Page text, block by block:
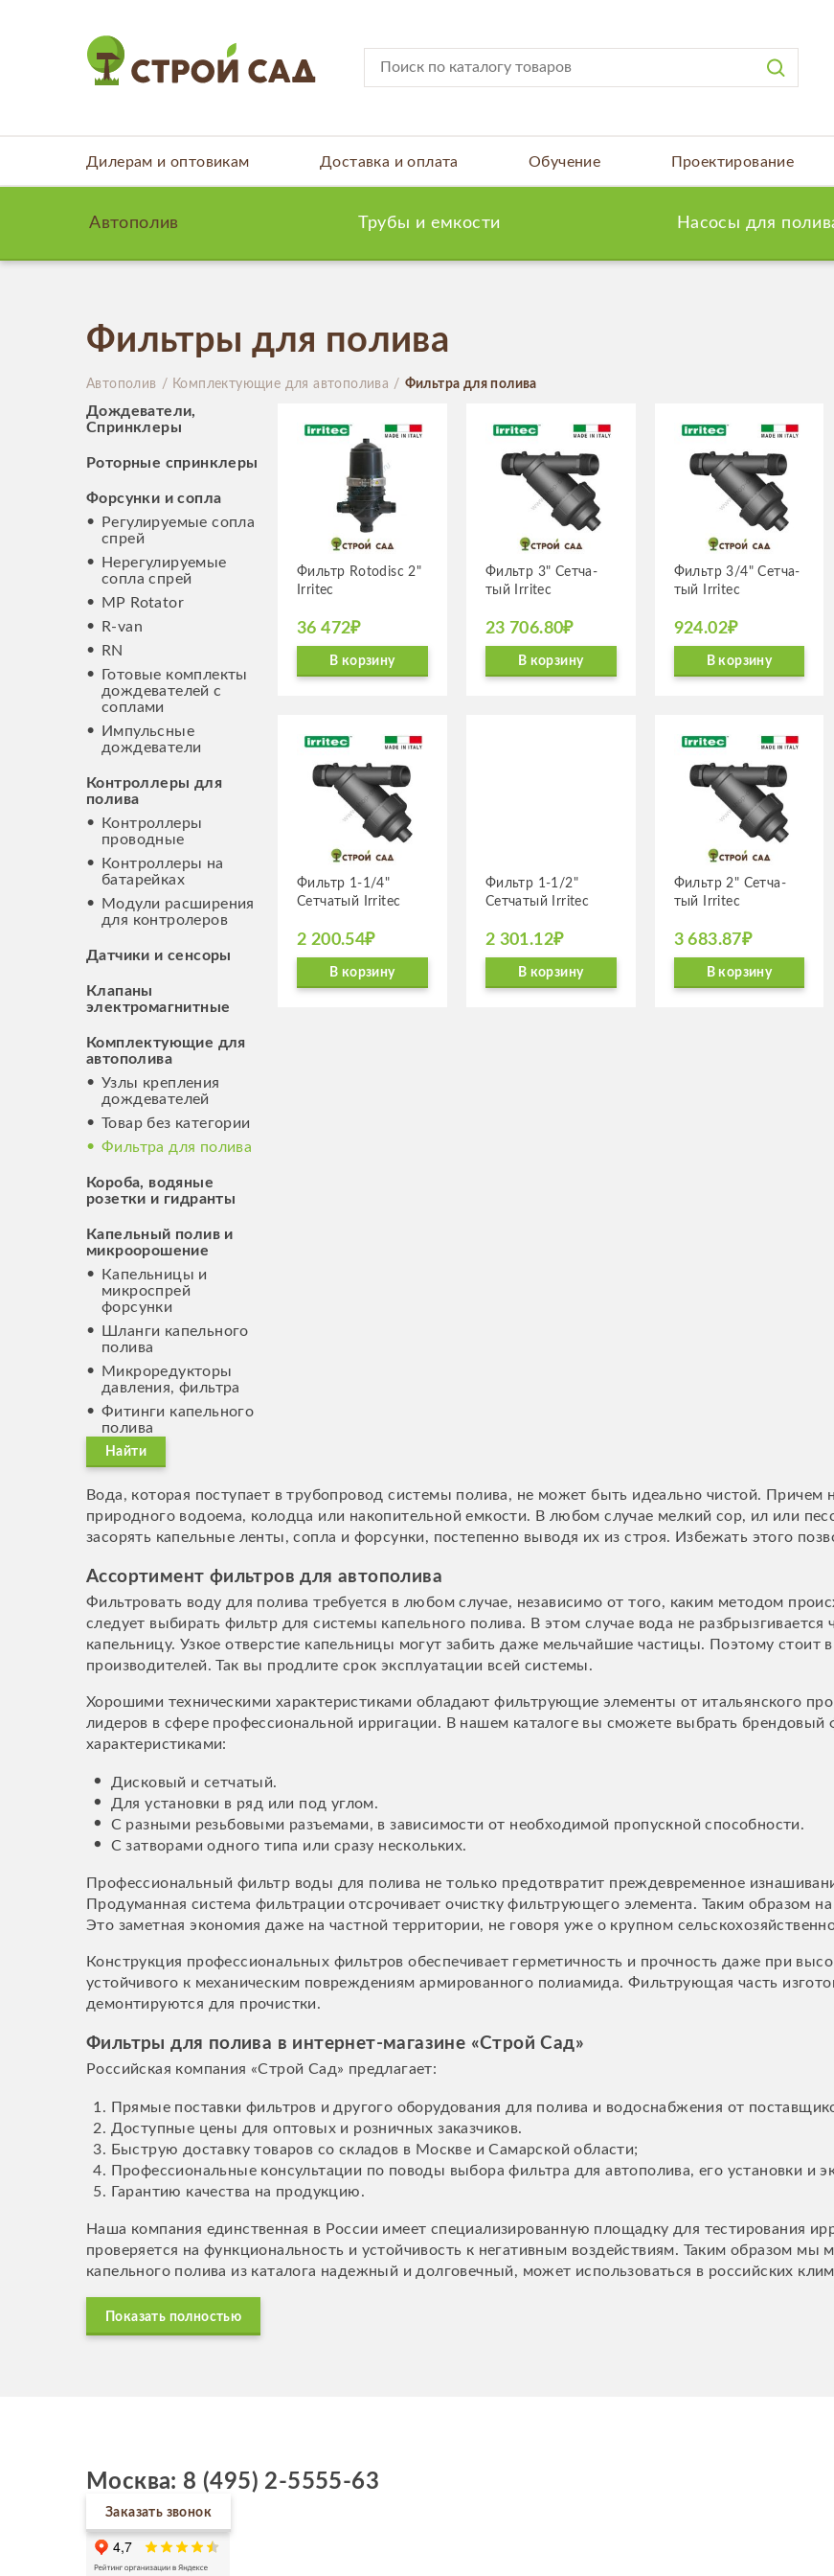
Дилерам и оптовикам Доставка и оплата Обучение Проектирование
Автополив Трубы и емкости Насосы для
Фильтры для полива
Автополив Комплектующие для автополива Фильтра для полива
Дождеватели,
Спринклеры
Роторные спринклеры
Форсунки и сопла
Регулируемые сопла
спрей
Нерегулируемые
сопла спрей
MP Rotator
R-van
RN
Готовые комплекты
дождевателей с
соплами
Импульсные
дождеватели
Контроллеры для
полива
Контроллеры
проводные
Контроллеры на
батарейках
Модули расширения
для контролеров
Датчики и сенсоры
Клапаны
электромагнитные
Комплектующие для
автополива
Узлы крепления
дождевателей
Товар без категории
Фильтра для полива
Короба, водяные
розетки и гидранты
Капельный полив и
микроорошение
Капельницы и
микроспрей
форсунки
Шланги капельного
полива
Микроредукторы
давления, фильтра
Фитинги капельного
полива
Найти
Фильтр Rotodisc 2"
Irritec
36 472₽
В корзину
Фильтр 3" Сетча­
тый Irritec
23 706.80₽
В корзину
Фильтр 3/4" Сетча­
тый Irritec
924.02₽
В корзину
Фильтр 1-1/4"
Сетча­тый Irritec
2 200.54₽
В корзину
Фильтр 1-1/2"
Сетча­тый Irritec
2 301.12₽
В корзину
Фильтр 2" Сетча­
тый Irritec
3 683.87₽
В корзину
Вода, которая поступает в трубопровод системы полива, не может быть идеально чистой. Причем
природного водоема, колодца или накопительной емкости. В любом случае мелкий сор, ил или
засорять капельные ленты, сопла и форсунки, постепенно выводя их из строя. Избежать этого
Ассортимент фильтров для автополива
Фильтровать воду для полива требуется в любом случае, независимо от того, каким методом
следует выбирать фильтр для системы капельного полива. В этом случае вода не разбрызгивается
капельницу. Узкое отверстие капельницы могут забить даже мельчайшие частицы. Поэтому
производителей. Так вы продлите срок эксплуатации всей системы.
Хорошими техническими характеристиками обладают фильтрующие элементы от итальянского
лидеров в сфере профессиональной ирригации. В нашем каталоге вы сможете выбрать
характеристиками:
Дисковый и сетчатый.
Для установки в ряд или под углом.
С разными резьбовыми разъемами, в зависимости от необходимой пропускной способности.
С затворами одного типа или сразу нескольких.
Профессиональный фильтр воды для полива не только предотвратит преждевременное
Продуманная система фильтрации отсрочивает очистку фильтрующего элемента. Таким образом
Это заметная экономия даже на частной территории, не говоря уже о крупном
Конструкция профессиональных фильтров обеспечивает герметичность и прочность даже при
устойчивого к механическим повреждениям армированного полиамида. Фильтрующая часть
демонтируются для прочистки.
Фильтры для полива в интернет-магазине «Строй Сад»
Российская компания «Строй Сад» предлагает:
Прямые поставки фильтров и другого оборудования для полива и водоснабжения от
Доступные цены для оптовых и розничных заказчиков.
Быструю доставку товаров со складов в Москве и Самарской области;
Профессиональные консультации по поводы выбора фильтра для автополива, его установки и
Гарантию качества на продукцию.
Наша компания единственная в России имеет специализированную площадку для тестирования
проверяется на функциональность и устойчивость к негативным воздействиям. Таким образом
капельного полива из каталога надежный и долговечный, может использоваться в российских
Показать полностью
Москва: 8 (495) 2-5555-63
Заказать звонок